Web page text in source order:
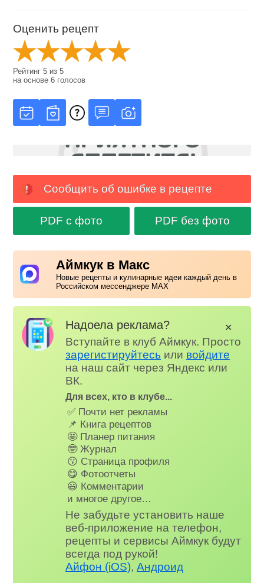
Оценить рецепт
Рейтинг5 из5
на основе6 голосов
Сообщить об ошибке в рецепте
PDF с фото PDF без фото
Аймкук в Макс
Новые рецепты и кулинарные идеи каждый день в
Российском мессенджере MAX
Надоела реклама?
Вступайте в клуб Аймкук. Просто
зарегистируйтесь или войдите
на наш сайт через Яндекс или
ВК.
Для всех, кто в клубе...
✅ Почти нет рекламы
📌 Книга рецептов
🤩 Планер питания
🤓 Журнал
😗 Страница профиля
😋 Фотоотчеты
😃 Комментарии
и многое другое…
Не забудьте установить наше
веб-приложение на телефон,
рецепты и сервисы Аймкук будут
всегда под рукой!
Айфон (iOS),Андроид
✕